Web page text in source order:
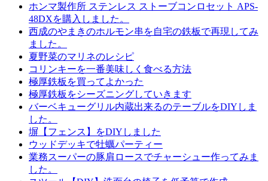
ホンマ製作所 ステンレス ストーブコンロセット APS-
48DXを購入しました。
西成のやまきのホルモン串を自宅の鉄板で再現してみ
ました。
夏野菜のマリネのレシピ
コリンキーを一番美味しく食べる方法
極厚鉄板を買ってよかった
極厚鉄板をシーズニングしていきます
バーベキューグリル内蔵出来るのテーブルをDIYしま
した。
塀【フェンス】をDIYしました
ウッドデッキで牡蠣パーティー
業務スーパーの豚肩ロースでチャーシュー作ってみま
した。